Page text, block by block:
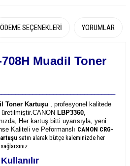
ÖDEME SEÇENEKLERI YORUMLAR
Muadil Toner
Toner Kartuşu , profesyonel kalitede
CANON LBP3360,
Her kartuş bitti uyarısıyla, yeni
Kaliteli ve Peformanslı CANON CRG-
satın alarak bütçe kaleminizde her